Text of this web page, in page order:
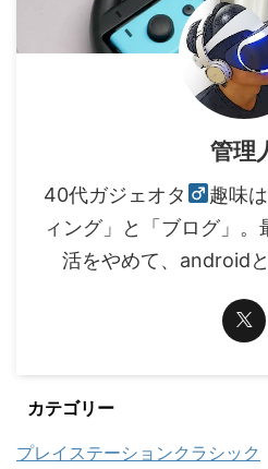
管理
40代ガジェオタ
趣味
ィング」と「ブログ」
活をやめて、android
カテゴリー
プレイステーションクラシック